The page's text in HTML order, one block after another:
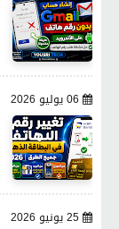
06 يوليو 2026
25 يونيو 2026